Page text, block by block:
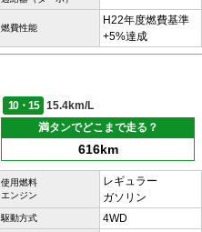
燃費性能
H22年度燃費基準
+5%達成
10・15
15.4km/L
満タンでどこまで走る？
616km
使用燃料
エンジン
レギュラー
ガソリン
駆動方式 4WD